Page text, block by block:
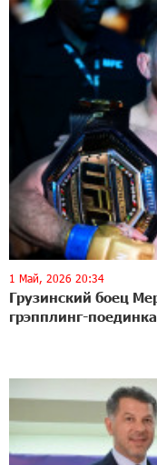
1 Май, 2026 20:34
Грузинский боец
грэпплинг-